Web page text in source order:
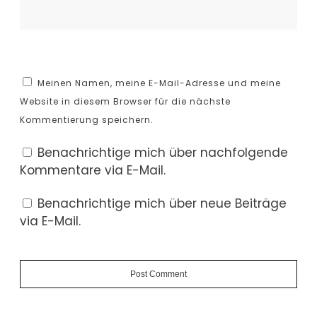
Meinen Namen, meine E-Mail-Adresse und meine
Website in diesem Browser für die nächste
Kommentierung speichern.
Benachrichtige mich über nachfolgende
Kommentare via E-Mail.
Benachrichtige mich über neue Beiträge
via E-Mail.
Post Comment